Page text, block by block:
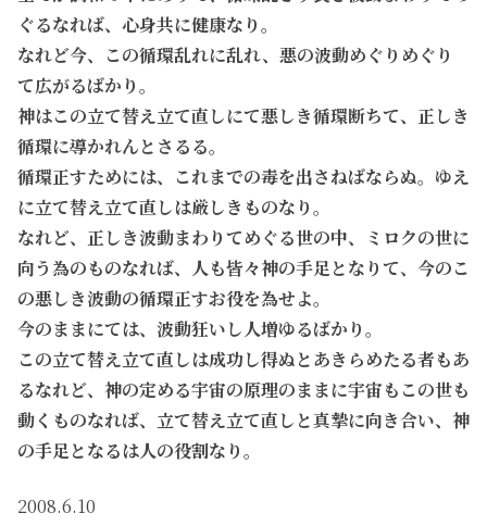
ぐるなれば、心身共に健康なり。
なれど今、この循環乱れに乱れ、悪の波動めぐりめぐり
て広がるばかり。
神はこの立て替え立て直しにて悪しき循環断ちて、正しき
循環に導かれんとさるる。
循環正すためには、これまでの毒を出さねばならぬ。ゆえ
に立て替え立て直しは厳しきものなり。
なれど、正しき波動まわりてめぐる世の中、ミロクの世に
向う為のものなれば、人も皆々神の手足となりて、今のこ
の悪しき波動の循環正すお役を為せよ。
今のままにては、波動狂いし人増ゆるばかり。
この立て替え立て直しは成功し得ぬとあきらめたる者もあ
るなれど、神の定める宇宙の原理のままに宇宙もこの世も
動くものなれば、立て替え立て直しと真摯に向き合い、神
の手足となるは人の役割なり。
2008.6.10